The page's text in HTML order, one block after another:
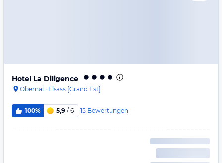
Hotel La Diligence
Obernai · Elsass [Grand Est]
100% 5,9 / 6 15 Bewertungen